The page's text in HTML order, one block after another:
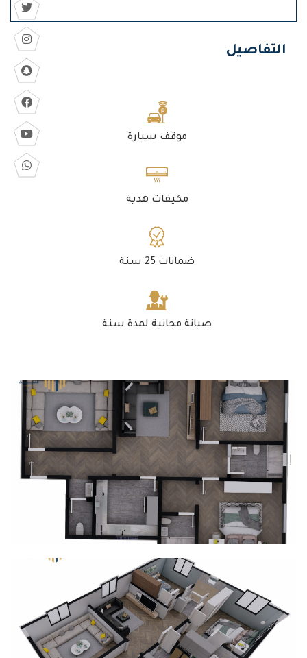
التفاصيل
موقف سيارة
مكيفات هدية
ضمانات 25 سنة
صيانة مجانية لمدة سنة